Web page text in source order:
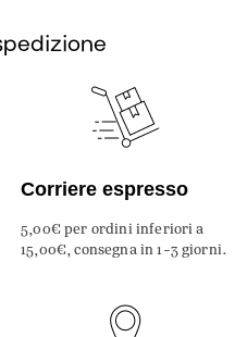
Corriere espresso
5,00€ per ordini inferiori a
15,00€, consegna in 1-3 giorni.